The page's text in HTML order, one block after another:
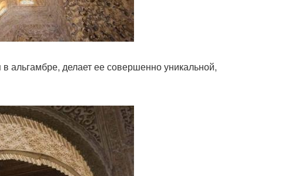
альгамбре, делает ее совершенно уникальной,